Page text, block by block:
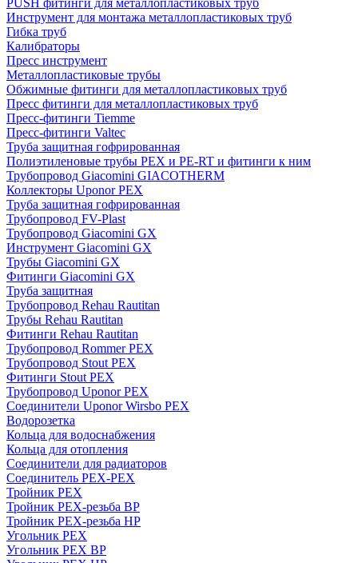
Инструмент для монтажа металлопластиковых труб
Гибка труб
Калибраторы
Пресс инструмент
Металлопластиковые трубы
Обжимные фитинги для металлопластиковых труб
Пресс фитинги для металлопластиковых труб
Пресс-фитинги Tiemme
Пресс-фитинги Valtec
Труба защитная гофрированная
Полиэтиленовые трубы PEX и PE-RT и фитинги к ним
Трубопровод Giacomini GIACOTHERM
Коллекторы Uponor PEX
Труба защитная гофрированная
Трубопровод FV-Plast
Трубопровод Giacomini GX
Инструмент Giacomini GX
Трубы Giacomini GX
Фитинги Giacomini GX
Труба защитная
Трубопровод Rehau Rautitan
Трубы Rehau Rautitan
Фитинги Rehau Rautitan
Трубопровод Rommer PEX
Трубопровод Stout PEX
Фитинги Stout PEX
Трубопровод Uponor PEX
Соединители Uponor Wirsbo PEX
Водорозетка
Кольца для водоснабжения
Кольца для отопления
Соединители для радиаторов
Соединитель PEX-PEX
Тройник PEX
Тройник PEX-резьба ВР
Тройник PEX-резьба НР
Угольник PEX
Угольник PEX ВР